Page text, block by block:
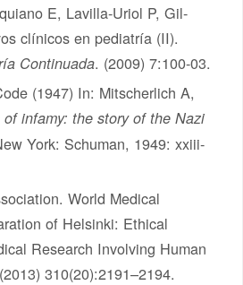
E, Lavilla-Uriol P, Gil-
clínicos en pediatría (II).
Continuada. (2009) 7:100-03.
(1947) In: Mitscherlich A,
of infamy: the story of the Nazi
York: Schuman, 1949: xxiii-
World Medical
of Helsinki: Ethical
Research Involving Human
310(20):2191–2194.